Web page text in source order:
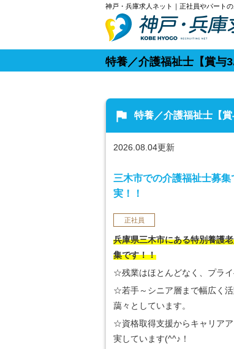
神戸・兵庫求人ネット｜正社員やパートの
特養／介護福祉士【賞与
flag 特養／介護福祉士【
2026.08.04更新
三木市での介護福祉士募
実！！
正社員
兵庫県三木市にある特別養護
集です！！
☆残業はほとんどなく、プラ
☆若手～シニア層まで幅広く
藹々としています。
☆資格取得支援からキャリア
実しています(^^♪！